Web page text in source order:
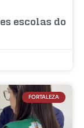
escolas do
FORTALEZA